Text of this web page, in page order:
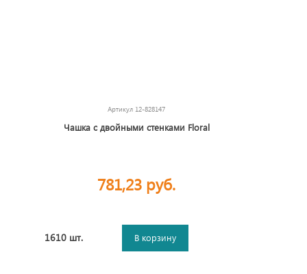
Артикул 12-828147
Чашка с двойными стенками Floral
781,23 руб.
1610 шт. В корзину